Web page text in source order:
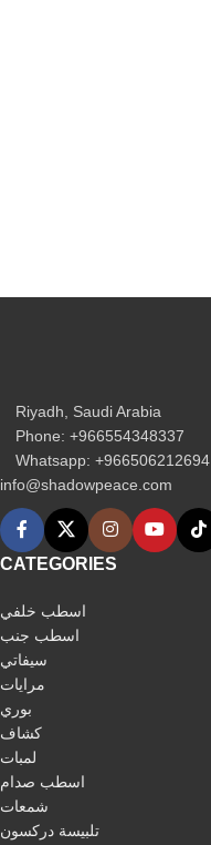
Riyadh, Saudi Arabia
Phone: +966554348337
Whatsapp: +966506212694‬
info@shadowpeace.com
CATEGORIES
اسطب خلفي
اسطب جنب
سيفاتي
مرايات
بوري
كشاف
لمبات
اسطب صدام
شمعات
تلبيسة دركسون